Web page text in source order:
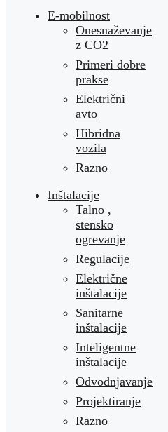
E-mobilnost
Onesnaževanje
z CO2
Primeri dobre
prakse
Električni
avto
Hibridna
vozila
Razno
Inštalacije
Talno ,
stensko
ogrevanje
Regulacije
Električne
inštalacije
Sanitarne
inštalacije
Inteligentne
inštalacije
Odvodnjavanje
Projektiranje
Razno